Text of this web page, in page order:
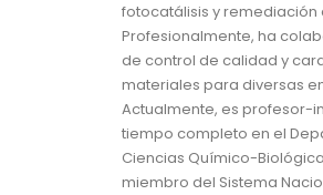
fotocatálisis y remediación
Profesionalmente, ha
de control de calidad y
materiales para diversas
Actualmente, es profesor-
tiempo completo en el
Ciencias Químico-
miembro del Sistema